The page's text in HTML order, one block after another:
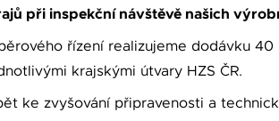
při inspekční návštěvě našich
řízení realizujeme dodávku
krajskými útvary HZS ČR.
ke zvyšování připravenosti a